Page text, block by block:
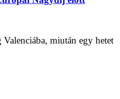
Valenciába, miután egy hetet